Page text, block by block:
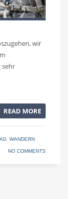
wir
sehr
READ MORE
WANDERN
NO COMMENTS